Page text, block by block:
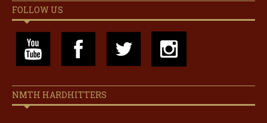
FOLLOW US
NMTH HARDHITTERS